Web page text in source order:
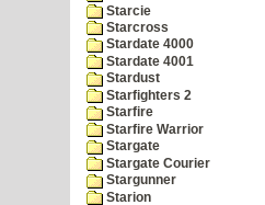
Starcie
Starcross
Stardate 4000
Stardate 4001
Stardust
Starfighters 2
Starfire
Starfire Warrior
Stargate
Stargate Courier
Stargunner
Starion